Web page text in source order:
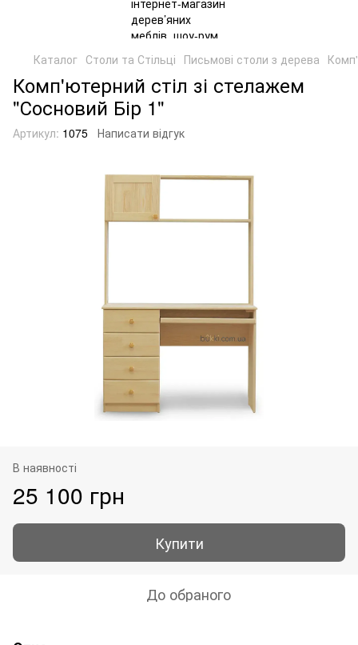
Каталог Столи та Стільці Письмові столи з дерева
Комп'ютерний стіл зі стелажем
"Сосновий Бір 1"
Артикул: 1075 Написати відгук
В наявності
25 100 грн
Купити
До обраного